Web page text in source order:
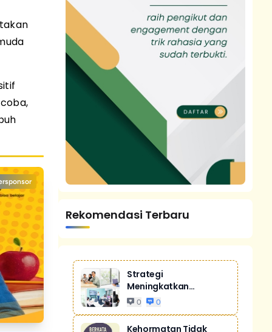
Rekomendasi Terbaru
Strategi
Meningkatkan
Penjualan Melalui
0 0
Kehormatan Tidak